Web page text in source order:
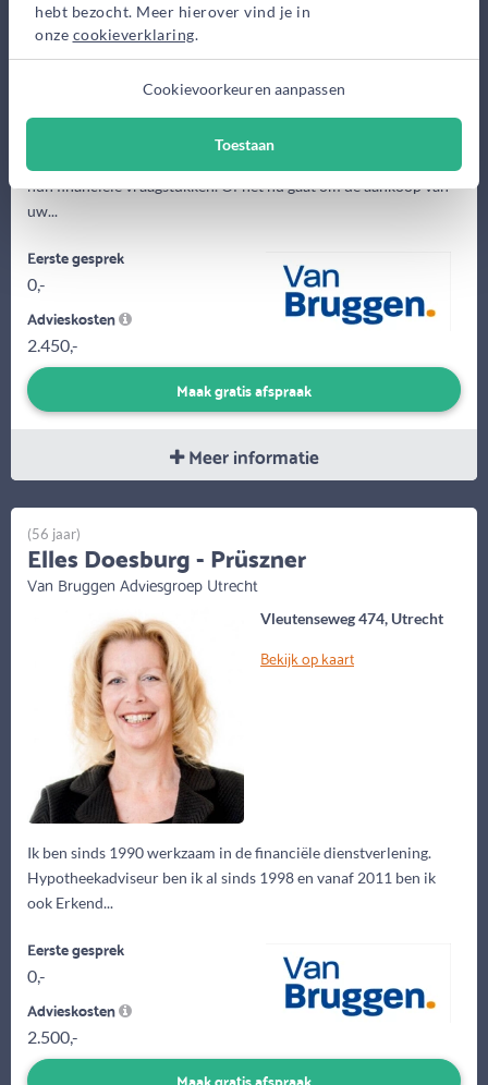
hebt bezocht. Meer hierover vind je in
onze cookieverklaring.
Cookievoorkeuren aanpassen
Toestaan
hun financiële vraagstukken. Of het nu gaat om de aankoop van
uw...
Eerste gesprek
0,-
Advieskosten
2.450,-
Maak gratis afspraak
Meer informatie
Vleutenseweg 474, Utrecht
Bekijk op kaart
Ik ben sinds 1990 werkzaam in de financiële dienstverlening.
Hypotheekadviseur ben ik al sinds 1998 en vanaf 2011 ben ik
ook Erkend...
(56 jaar)
Elles Doesburg - Prüszner
Van Bruggen Adviesgroep Utrecht
Eerste gesprek
0,-
Advieskosten
2.500,-